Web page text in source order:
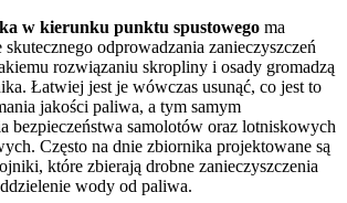
w kierunku punktu spustowego ma
odprowadzania zanieczyszczeń
rozwiązaniu skropliny i osady gromadzą
Łatwiej jest je wówczas usunąć, co jest to
jakości paliwa, a tym samym
bezpieczeństwa samolotów oraz lotniskowych
Często na dnie zbiornika projektowane są
które zbierają drobne zanieczyszczenia
wody od paliwa.